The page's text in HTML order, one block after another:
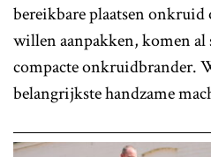
bereikbare plaatsen
willen aanpakken, komen al
compacte onkruidbrander.
belangrijkste handzame